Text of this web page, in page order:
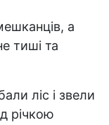
а
тиші та
ліс і звели
річкою